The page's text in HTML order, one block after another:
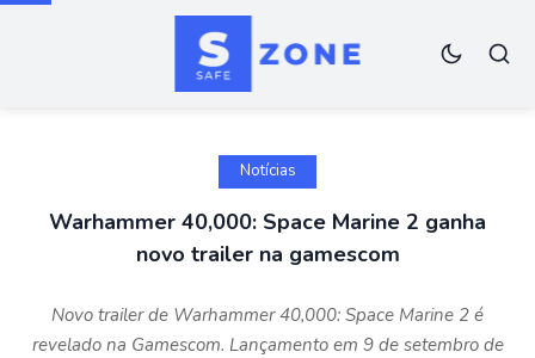
Notícias
Warhammer 40,000: Space Marine 2 ganha
novo trailer na gamescom
Novo trailer de Warhammer 40,000: Space Marine 2 é
revelado na Gamescom. Lançamento em 9 de setembro de